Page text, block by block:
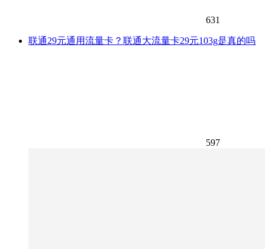
631
联通29元通用流量卡？联通大流量卡29元103g是真的吗
597